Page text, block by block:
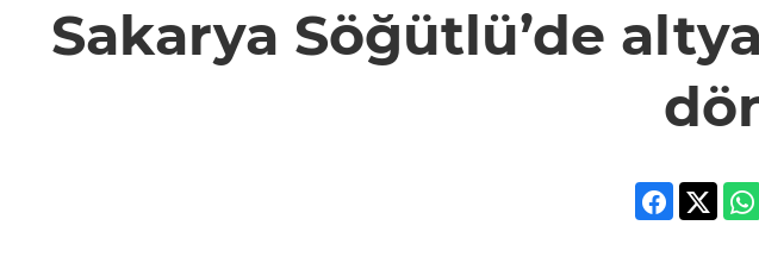
Sakarya Söğütlü’de